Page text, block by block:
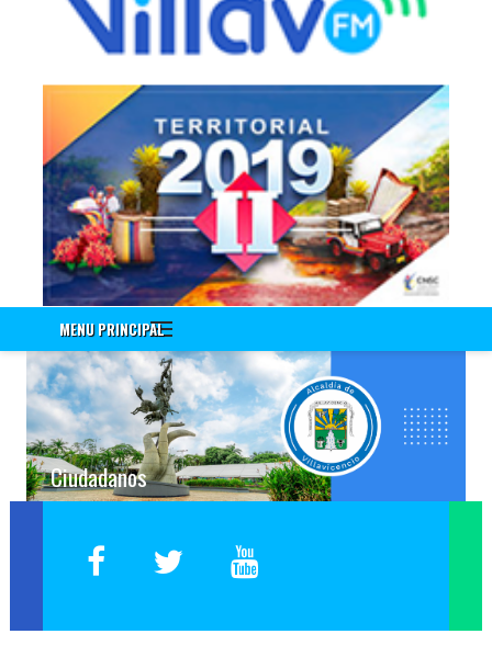
Información a Empleados
Encuenta de Seguridad Vial PESV
Encuesta - Perfil Sociodemografico Y Morbilidad Sentida
Nuevo!!! Identificación de Necesidades de Bienestar Social e
Incentivos Vigencia 2020
Nuevo!!! Encuesta Identificación de Necesidades de
Capacitación Vigencia 2021
Encuesta Valores del Servidor Público
Cuestionario Clima Laboral
Sistema Integrado de Gestión
Correo Institucional
Gestión Documental Interno - ControlDoc
Gestión Documental Externo - ControlDoc
Mesa de Ayuda Técnica
Desprendible de Nómina
Desprendible de Nómina Externo
Expedición de Certificados de Publicación de Proyectos
Capacitación Empleados
Elección de Representantes 2019
MENU PRINCIPAL